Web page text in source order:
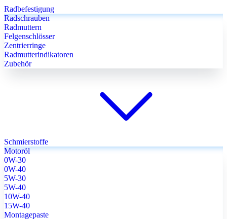
Radbefestigung
Radschrauben
Radmuttern
Felgenschlösser
Zentrierringe
Radmutterindikatoren
Zubehör
Schmierstoffe
Motoröl
0W-30
0W-40
5W-30
5W-40
10W-40
15W-40
Montagepaste